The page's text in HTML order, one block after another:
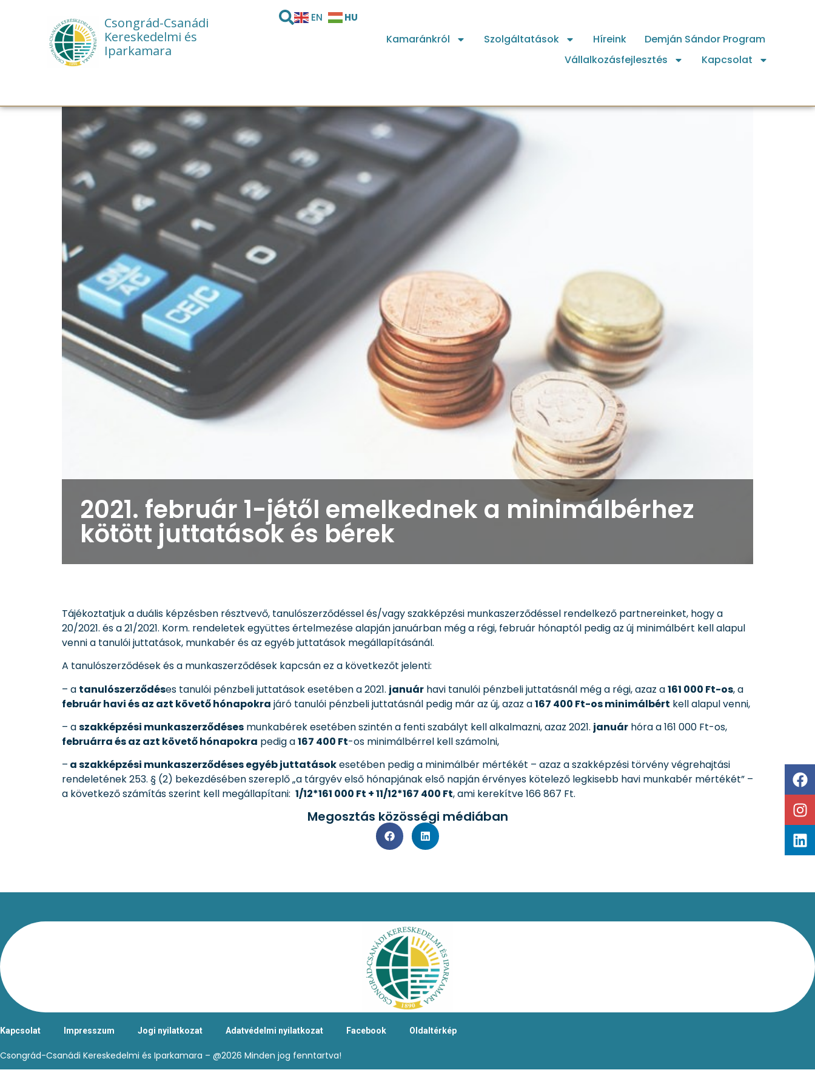
Csongrád-Csanádi
Kereskedelmi és
Iparkamara
EN HU
Kamaránkról Szolgáltatások Híreink
Demján Sándor Program
Vállalkozásfejlesztés
Kapcsolat
2021. február 1-jétől emelkednek a minimálbérhez
kötött juttatások és bérek
Tájékoztatjuk a duális képzésben résztvevő, tanulószerződéssel és/vagy szakképzési munkaszerződéssel rendelkező partnereinket, hogy a
20/2021. és a 21/2021. Korm. rendeletek együttes értelmezése alapján januárban még a régi, február hónaptól pedig az új minimálbért kell alapul
venni a tanulói juttatások, munkabér és az egyéb juttatások megállapításánál.
A tanulószerződések és a munkaszerződések kapcsán ez a következőt jelenti:
– a tanulószerződéses tanulói pénzbeli juttatások esetében a 2021. január havi tanulói pénzbeli juttatásnál még a régi, azaz a161 000 Ft-os, a
február havi és az azt követő hónapokra járó tanulói pénzbeli juttatásnál pedig már az új, azaz a167 400 Ft-os minimálbért kell alapul venni,
– aszakképzési munkaszerződéses munkabérek esetében szintén a fenti szabályt kell alkalmazni, azaz 2021. január hóra a 161 000 Ft-os,
februárra és az azt követő hónapokra pedig a167 400 Ft-os minimálbérrel kell számolni,
– a szakképzési munkaszerződéses egyéb juttatásokesetében pedig a minimálbér mértékét – azaz a szakképzési törvény végrehajtási
rendeletének 253. § (2) bekezdésében szereplő „a tárgyév első hónapjának első napján érvényes kötelező legkisebb havi munkabér mértékét” –
a következő számítás szerint kell megállapítani: 1/12*161 000 Ft + 11/12*167 400 Ft, ami kerekítve 166 867 Ft.
Megosztás közösségi médiában
Kapcsolat Impresszum Jogi nyilatkozat Adatvédelmi nyilatkozat Facebook Oldaltérkép
Csongrád-Csanádi Kereskedelmi és Iparkamara – @2026 Minden jog fenntartva!